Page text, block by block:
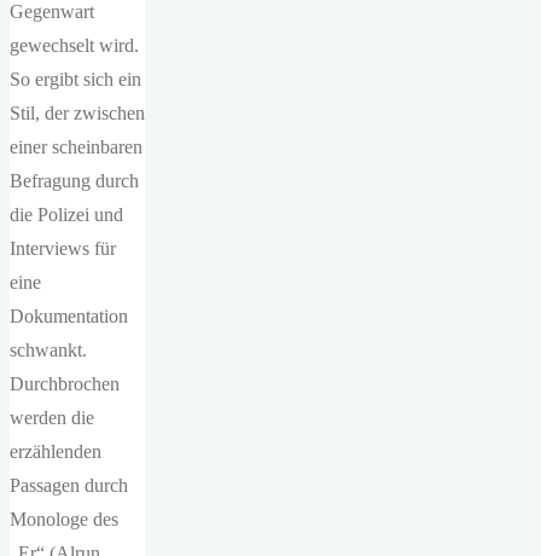
Gegenwart
gewechselt wird.
So ergibt sich ein
Stil, der zwischen
einer scheinbaren
Befragung durch
die Polizei und
Interviews für
eine
Dokumentation
schwankt.
Durchbrochen
werden die
erzählenden
Passagen durch
Monologe des